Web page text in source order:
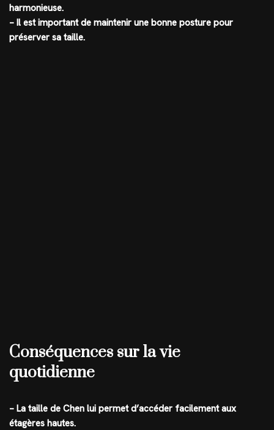
harmonieuse.
– Il est important de maintenir une bonne posture pour
préserver sa taille.
Conséquences sur la vie
quotidienne
– La taille de Chen lui permet d’accéder facilement aux
étagères hautes.